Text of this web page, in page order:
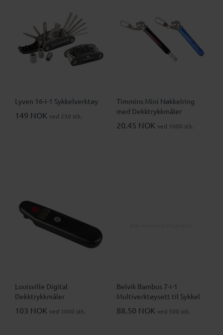
Lyven 16-i-1 Sykkelverktøy
149 NOK ved 250 stk.
Timmins Mini Nøkkelring
med Dekktrykkmåler
20.45 NOK ved 1000 stk.
Louisville Digital
Dekktrykkmåler
103 NOK ved 1000 stk.
Belvik Bambus 7-i-1
Multiverktøysett til Sykkel
88.50 NOK ved 500 stk.